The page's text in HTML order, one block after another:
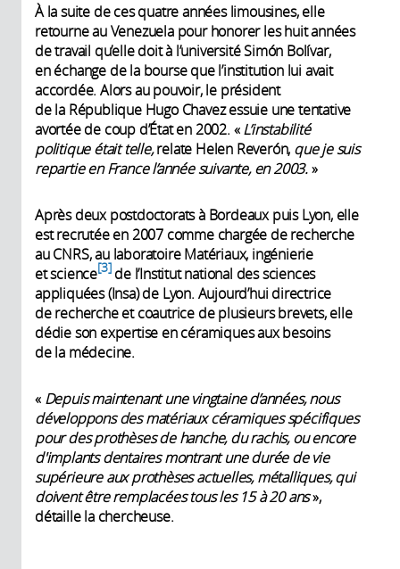
À la suite de ces quatre années limousines, elle
retourne au Venezuela pour honorer les huit années
de travail qu’elle doit à l’université Simón Bolívar,
en échange de la bourse que l’institution lui avait
accordée. Alors au pouvoir, le président
de la République Hugo Chavez essuie une tentative
avortée de coup d’État en 2002. «L’instabilité
politique était telle,relate Helen Reverón, que je suis
repartie en France l’année suivante, en 2003.»
Après deux postdoctorats à Bordeaux puis Lyon, elle
est recrutée en 2007 comme chargée de recherche
au CNRS, au laboratoire Matériaux, ingénierie
et science 3 de l’Institut national des sciences
appliquées (Insa) de Lyon. Aujourd’hui directrice
de recherche et coautrice de plusieurs brevets, elle
dédie son expertise en céramiques aux besoins
de la médecine.
« Depuis maintenant une vingtaine d’années, nous
développons des matériaux céramiques spécifiques
pour des prothèses de hanche, du rachis, ou encore
d'implants dentaires montrant une durée de vie
supérieure aux prothèses actuelles, métalliques, qui
doivent être remplacées tous les 15 à 20 ans»,
détaille la chercheuse.